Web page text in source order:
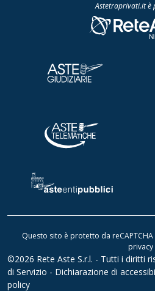
Astetraprivati.it è
Questo sito è protetto da
privacy
©2026 Rete Aste S.r.l. - Tutti i diritti
di Servizio - Dichiarazione di
policy